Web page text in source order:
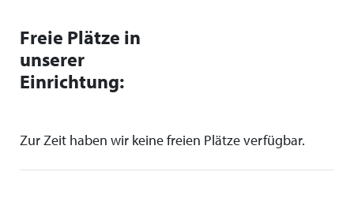
Freie Plätze in
unserer
Einrichtung:
Zur Zeit haben wir keine freien Plätze verfügbar.